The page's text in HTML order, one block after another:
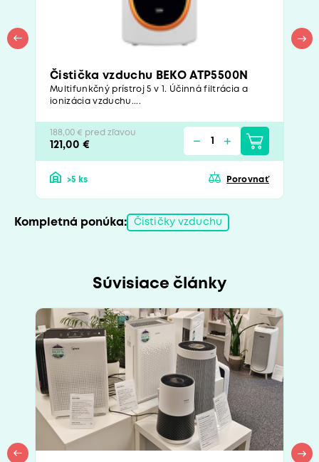
Čistička vzduchu BEKO ATP5500N
Multifunkčný prístroj 5 v 1. Účinná filtrácia a
ionizácia vzduchu....
188,00 € pred zľavou
121,00 €
>5 ks Porovnať
Kompletná ponúka: Čističky vzduchu
Súvisiace články